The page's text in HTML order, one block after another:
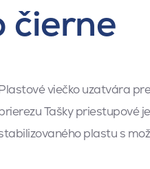
čierne
viečko uzatvára
Tašky priestupové
plastu s